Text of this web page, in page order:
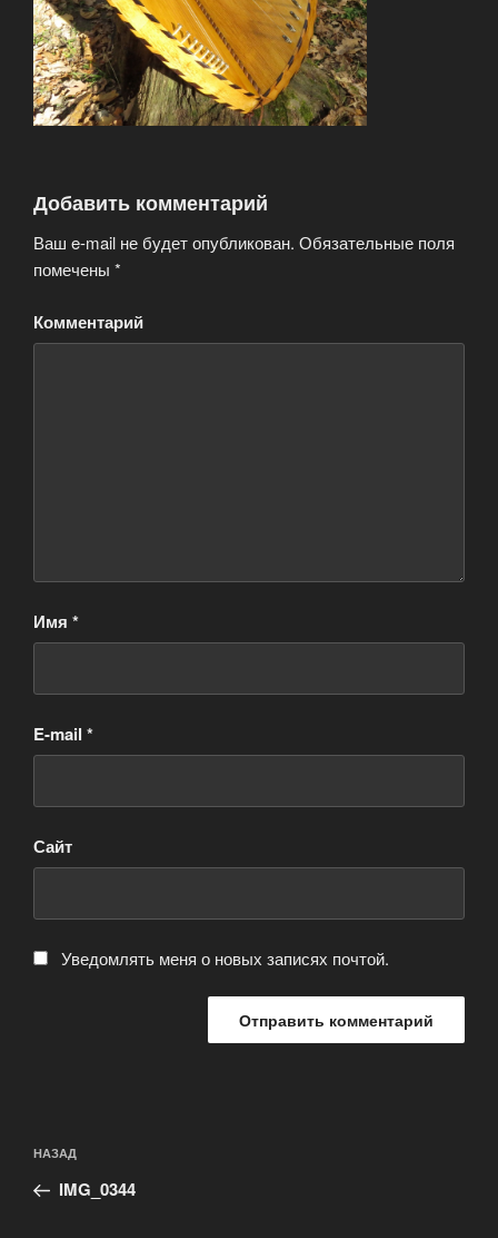
Добавить комментарий
Ваш e-mail не будет опубликован. Обязательные поля
помечены *
Комментарий
Имя *
E-mail *
Сайт
Уведомлять меня о новых записях почтой.
по
записям
Предыдущая
запись:
НАЗАД
IMG_0344